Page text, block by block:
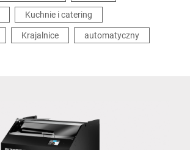
Kuchnie i catering
Krajalnice automatyczny